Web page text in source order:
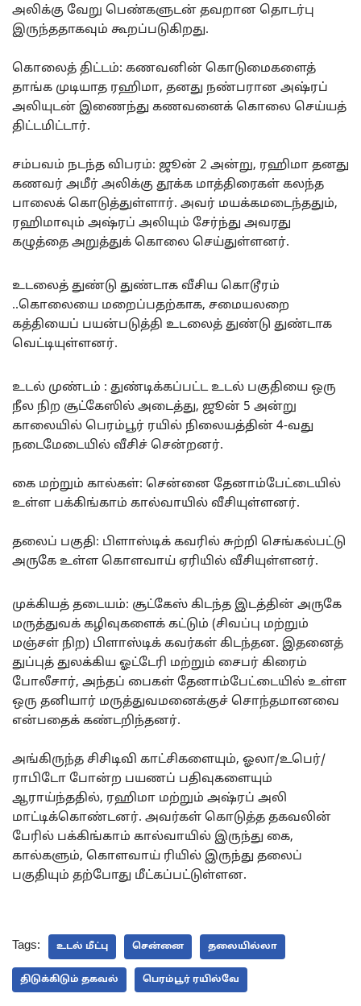
அலிக்கு வேறு பெண்களுடன் தவறான தொடர்பு
இருந்ததாகவும் கூறப்படுகிறது.
கொலைத் திட்டம்: கணவனின் கொடுமைகளைத்
தாங்க முடியாத ரஹிமா, தனது நண்பரான அஷ்ரப்
அலியுடன் இணைந்து கணவனைக் கொலை செய்யத்
திட்டமிட்டார்.
சம்பவம் நடந்த விபரம்: ஜூன் 2 அன்று, ரஹிமா தனது
கணவர் அமீர் அலிக்கு தூக்க மாத்திரைகள் கலந்த
பாலைக் கொடுத்துள்ளார். அவர் மயக்கமடைந்ததும்,
ரஹிமாவும் அஷ்ரப் அலியும் சேர்ந்து அவரது
கழுத்தை அறுத்துக் கொலை செய்துள்ளனர்.
உடலைத் துண்டு துண்டாக வீசிய கொடூரம்
..கொலையை மறைப்பதற்காக, சமையலறை
கத்தியைப் பயன்படுத்தி உடலைத் துண்டு துண்டாக
வெட்டியுள்ளனர்.
உடல் முண்டம் : துண்டிக்கப்பட்ட உடல் பகுதியை ஒரு
நீல நிற சூட்கேஸில் அடைத்து, ஜூன் 5 அன்று
காலையில் பெரம்பூர் ரயில் நிலையத்தின் 4-வது
நடைமேடையில் வீசிச் சென்றனர்.
கை மற்றும் கால்கள்: சென்னை தேனாம்பேட்டையில்
உள்ள பக்கிங்காம் கால்வாயில் வீசியுள்ளனர்.
தலைப் பகுதி: பிளாஸ்டிக் கவரில் சுற்றி செங்கல்பட்டு
அருகே உள்ள கொளவாய் ஏரியில் வீசியுள்ளனர்.
முக்கியத் தடையம்: சூட்கேஸ் கிடந்த இடத்தின் அருகே
மருத்துவக் கழிவுகளைக் கட்டும் (சிவப்பு மற்றும்
மஞ்சள் நிற) பிளாஸ்டிக் கவர்கள் கிடந்தன. இதனைத்
துப்புத் துலக்கிய ஓட்டேரி மற்றும் சைபர் கிரைம்
போலீசார், அந்தப் பைகள் தேனாம்பேட்டையில் உள்ள
ஒரு தனியார் மருத்துவமனைக்குச் சொந்தமானவை
என்பதைக் கண்டறிந்தனர்.
அங்கிருந்த சிசிடிவி காட்சிகளையும், ஓலா/உபெர்/
ராபிடோ போன்ற பயணப் பதிவுகளையும்
ஆராய்ந்ததில், ரஹிமா மற்றும் அஷ்ரப் அலி
மாட்டிக்கொண்டனர். அவர்கள் கொடுத்த தகவலின்
பேரில் பக்கிங்காம் கால்வாயில் இருந்து கை,
கால்களும், கொளவாய் ரியில் இருந்து தலைப்
பகுதியும் தற்போது மீட்கப்பட்டுள்ளன.
Tags: உடல் மீட்பு சென்னை தலையில்லா
திடுக்கிடும் தகவல் பெரம்பூர் ரயில்வே